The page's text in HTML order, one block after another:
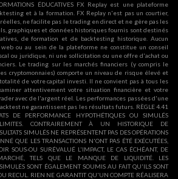
ÉDUCATIVES FX Replay est une plateforme
et à la formation. FX Replay n'est pas un courtier,
ne facilite pas le trading en direct et ne gère pas les
graphiques et données historiques fournis sont destinés
de formation et de backtesting historique. Aucun
ou au sein de la plateforme ne constitue un conseil
ou juridique, ni une sollicitation ou une offre d'achat ou
Le trading sur les marchés financiers (y compris le
cryptomonnaies) comporte un niveau de risque élevé et
de votre capital investi. Il ne convient pas à tous les
attentivement votre situation financière et votre
avec de l'argent réel. Les performances passées d'une
ne garantissent pas les résultats futurs. RÈGLE 4.41
DE PERFORMANCE HYPOTHÉTIQUES OU SIMULÉS
LIMITES. CONTRAIREMENT À UN HISTORIQUE DE
SIMULÉS NE REPRÉSENTENT PAS DES OPÉRATIONS
QUE LES TRANSACTIONS N'ONT PAS ÉTÉ EXÉCUTÉES,
SOUS-OU SURÉVALUÉ L'IMPACT, LE CAS ÉCHÉANT, DE
TELS QUE LE MANQUE DE LIQUIDITÉ. LES
SONT ÉGALEMENT SOUMIS AU FAIT QU'ILS SONT
RECUL. RIEN NE GARANTIT QU'UN COMPTE RÉALISERA